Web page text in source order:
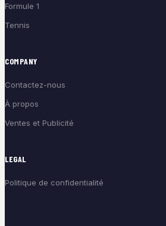
Formule 1
Tennis
COMPANY
Contactez-nous
À propos
Ventes et Publicité
LEGAL
Politique de confidentialité